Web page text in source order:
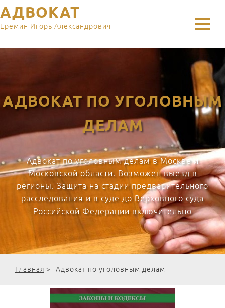
АДВОКАТ
Еремин Игорь Александрович
АДВОКАТ ПО УГОЛОВНЫМ
ДЕЛАМ
Адвокат по уголовным делам в Москве и
Московской области. Возможен выезд в
регионы. Защита на стадии предварительного
расследования и в суде до Верховного суда
Российской Федерации включительно
Главная > Адвокат по уголовным делам